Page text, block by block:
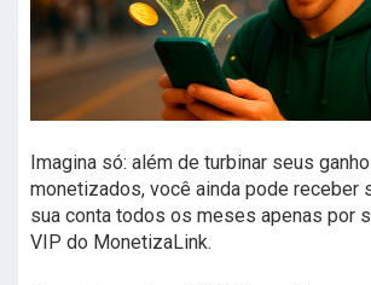
Imagina só: além de turbinar seus
monetizados, você ainda pode receber
sua conta todos os meses apenas por
VIP do MonetizaLink.